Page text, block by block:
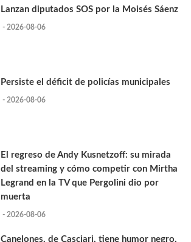
Lanzan diputados SOS por la Moisés Sáenz
- 2026-08-06
Persiste el déficit de policías municipales
- 2026-08-06
El regreso de Andy Kusnetzoff: su mirada
del streaming y cómo competir con Mirtha
Legrand en la TV que Pergolini dio por
muerta
- 2026-08-06
Canelones, de Casciari, tiene humor negro,